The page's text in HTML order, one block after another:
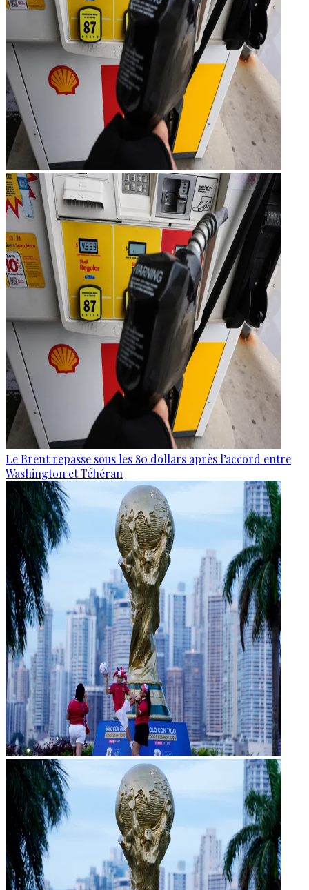
Le Brent repasse sous les 80 dollars après l’accord entre
Washington et Téhéran